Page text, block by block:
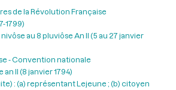
de la Révolution Française
1799)
nivôse au 8 pluviôse An II (5 au 27 janvier
- Convention nationale
II (8 janvier 1794)
: (a) représentant Lejeune ; (b) citoyen